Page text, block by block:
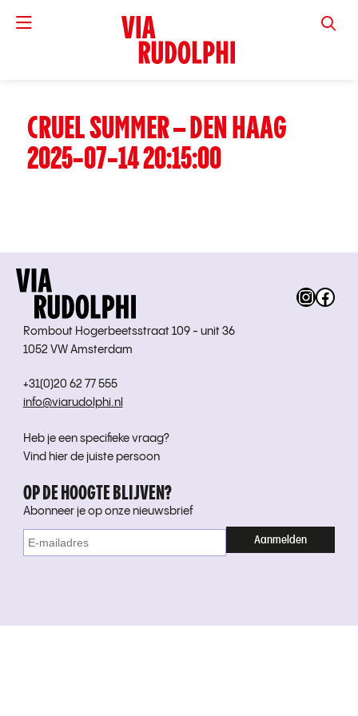
VIA
CRUEL SUMMER – DEN HAAG
2025-07-14 20:15:00
Rombout Hogerbeetsstraat 109 - unit 36
1052 VW Amsterdam
+31(0)20 62 77 555
info@viarudolphi.nl
Heb je een specifieke vraag?
Vind hier de juiste persoon
OP DE HOOGTE BLIJVEN?
Abonneer je op onze nieuwsbrief